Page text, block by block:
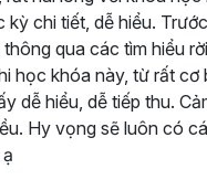
thay vì học lan man
không có trọng tâm.
qua video hướng
liên quan đến bài
các trang mạng như
Tiktok,... Với nguồn tài
kỳ chi tiết, dễ hiểu.
qua các tìm hiểu
học khóa này, từ rất cơ
dễ hiểu, dễ tiếp thu.
Hy vọng sẽ luôn có